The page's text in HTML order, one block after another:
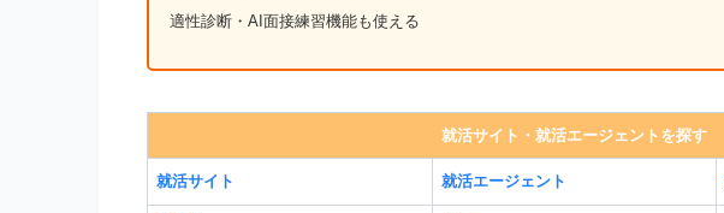
適性診断・AI面接練習機能も使える
就活サイト・就活エージェントを探す
就活サイト 就活エージェント